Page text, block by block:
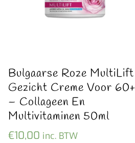
Bulgaarse Roze MultiLift
Gezicht Creme Voor 60+
– Collageen En
Multivitaminen 50ml
€10,00 inc. BTW